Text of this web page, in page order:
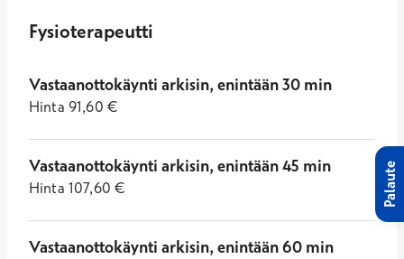
Fysioterapeutti
Vastaanottokäynti arkisin, enintään 30 min
Hinta 91,60 €
Vastaanottokäynti arkisin, enintään 45 min
Hinta 107,60 €
Vastaanottokäynti arkisin, enintään 60 min
Palaute